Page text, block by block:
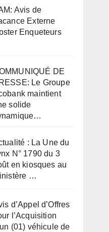
Avis de
Externe
Enqueteurs
DE
Le Groupe
maintient
solide
: La Une du
N° 1790 du 3
en kiosques au
…
d’Appel d’Offres
l’Acquisition
(01) véhicule de